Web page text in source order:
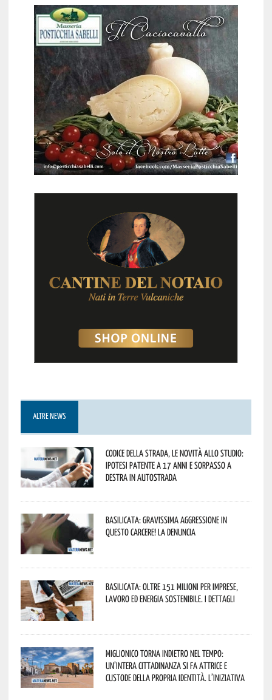
ALTRE NEWS
Codice della strada, le novità allo studio:
ipotesi patente a 17 anni e sorpasso a
destra in autostrada
Basilicata: gravissima aggressione in
questo Carcere! La denuncia
Basilicata: oltre 151 milioni per imprese,
lavoro ed energia sostenibile. I dettagli
Miglionico torna indietro nel tempo:
un’intera cittadinanza si fa attrice e
custode della propria identità. L’iniziativa